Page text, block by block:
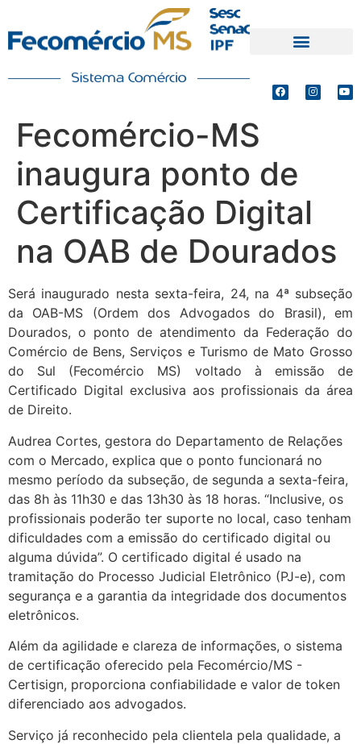
Fecomércio-MS
inaugura ponto de
Certificação Digital
na OAB de Dourados
Será inaugurado nesta sexta-feira, 24, na 4ª subseção
da OAB-MS (Ordem dos Advogados do Brasil), em
Dourados, o ponto de atendimento da Federação do
Comércio de Bens, Serviços e Turismo de Mato Grosso
do Sul (Fecomércio MS) voltado à emissão de
Certificado Digital exclusiva aos profissionais da área
de Direito.
Audrea Cortes, gestora do Departamento de Relações
com o Mercado, explica que o ponto funcionará no
mesmo período da subseção, de segunda a sexta-feira,
das 8h às 11h30 e das 13h30 às 18 horas. “Inclusive, os
profissionais poderão ter suporte no local, caso tenham
dificuldades com a emissão do certificado digital ou
alguma dúvida”. O certificado digital é usado na
tramitação do Processo Judicial Eletrônico (PJ-e), com
segurança e a garantia da integridade dos documentos
eletrônicos.
Além da agilidade e clareza de informações, o sistema
de certificação oferecido pela Fecomércio/MS -
Certisign, proporciona confiabilidade e valor de token
diferenciado aos advogados.
Serviço já reconhecido pela clientela pela qualidade, a